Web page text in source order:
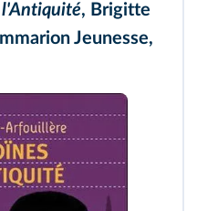
l'Antiquité, Brigitte
Jeunesse,